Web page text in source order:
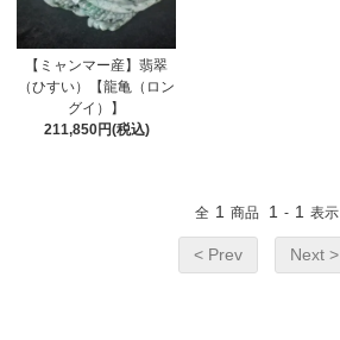
【ミャンマー産】翡翠
（ひすい）【龍亀（ロン
グイ）】
211,850円(税込)
全 1 商品 1 - 1 表示
< Prev Next >